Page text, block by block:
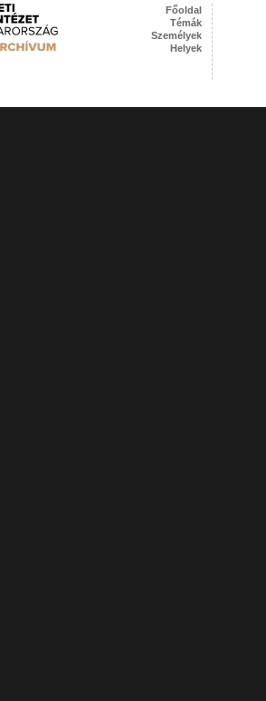
Főoldal
Témák
Személyek
Helyek